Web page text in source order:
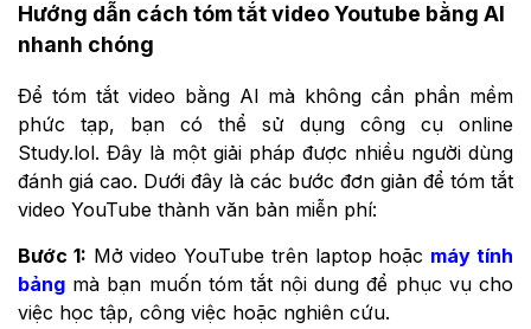
Hướng dẫn cách tóm tắt video Youtube bằng AI
nhanh chóng
Để tóm tắt video bằng AI mà không cần phần mềm
phức tạp, bạn có thể sử dụng công cụ online
Study.lol. Đây là một giải pháp được nhiều người dùng
đánh giá cao. Dưới đây là các bước đơn giản để tóm tắt
video YouTube thành văn bản miễn phí:
Bước 1: Mở video YouTube trên laptop hoặc máy tính
bảng mà bạn muốn tóm tắt nội dung để phục vụ cho
việc học tập, công việc hoặc nghiên cứu.